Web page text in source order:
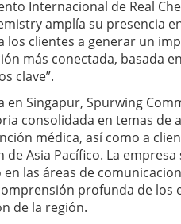
Internacional de Real
amplía su presencia
los clientes a generar un
más conectada, basada
clave”.
en Singapur, Spurwing
consolidada en temas de
médica, así como a
de Asia Pacífico. La
las áreas de
profunda de los
de la región.